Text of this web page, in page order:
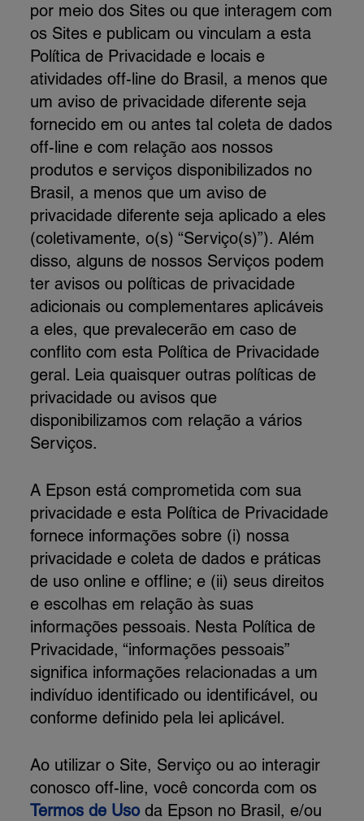
por meio dos Sites ou que interagem com
os Sites e publicam ou vinculam a esta
Política de Privacidade e locais e
atividades off-line do Brasil, a menos que
um aviso de privacidade diferente seja
fornecido em ou antes tal coleta de dados
off-line e com relação aos nossos
produtos e serviços disponibilizados no
Brasil, a menos que um aviso de
privacidade diferente seja aplicado a eles
(coletivamente, o(s) “Serviço(s)”). Além
disso, alguns de nossos Serviços podem
ter avisos ou políticas de privacidade
adicionais ou complementares aplicáveis
a eles, que prevalecerão em caso de
conflito com esta Política de Privacidade
geral. Leia quaisquer outras políticas de
privacidade ou avisos que
disponibilizamos com relação a vários
Serviços.
A Epson está comprometida com sua
privacidade e esta Política de Privacidade
fornece informações sobre (i) nossa
privacidade e coleta de dados e práticas
de uso online e offline; e (ii) seus direitos
e escolhas em relação às suas
informações pessoais. Nesta Política de
Privacidade, “informações pessoais”
significa informações relacionadas a um
indivíduo identificado ou identificável, ou
conforme definido pela lei aplicável.
Ao utilizar o Site, Serviço ou ao interagir
conosco off-line, você concorda com os
Termos de Usoda Epson no Brasil, e/ou